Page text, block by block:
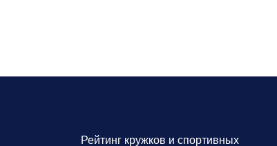
Рейтинг кружков и спортивных